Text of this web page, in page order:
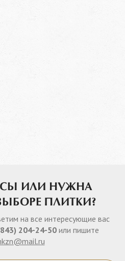
ИЛИ НУЖНА
ПЛИТКИ?
на все интересующие вас
204-24-50 или пишите